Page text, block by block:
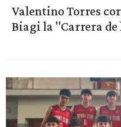
Valentino Torres
Biagi la "Carrera de